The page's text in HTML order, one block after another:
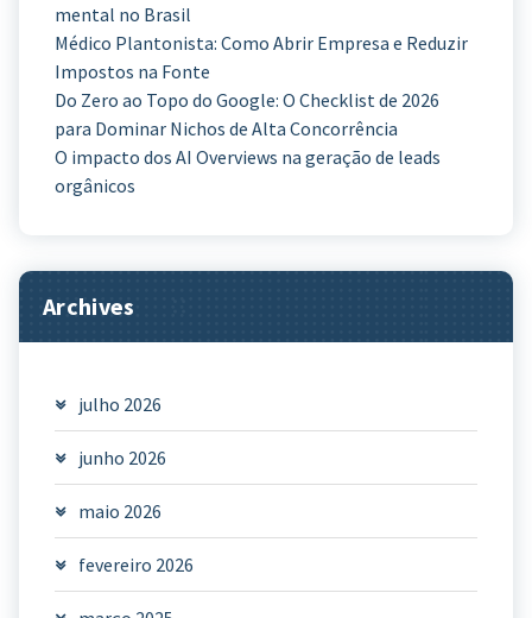
mental no Brasil
Médico Plantonista: Como Abrir Empresa e Reduzir
Impostos na Fonte
Do Zero ao Topo do Google: O Checklist de 2026
para Dominar Nichos de Alta Concorrência
O impacto dos AI Overviews na geração de leads
orgânicos
Archives
julho 2026
junho 2026
maio 2026
fevereiro 2026